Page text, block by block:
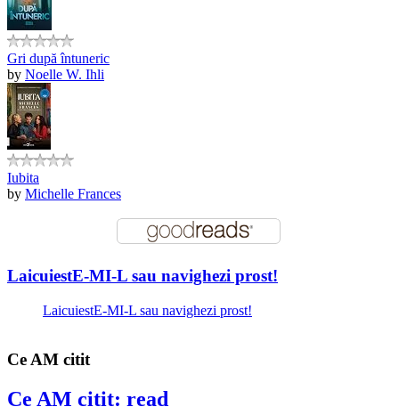
Gri după întuneric
by Noelle W. Ihli
Iubita
by Michelle Frances
LaicuiestE-MI-L sau navighezi prost!
LaicuiestE-MI-L sau navighezi prost!
Ce AM citit
Ce AM citit: read